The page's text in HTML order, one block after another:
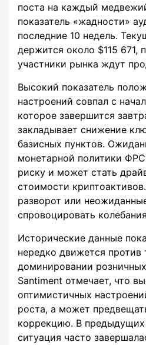
поста на каждый
показатель «жадности»
последние 10 недель.
держится около $115 671,
участники рынка ждут
Высокий показатель
настроений совпал с
которое завершится
закладывает снижение
базисных пунктов.
монетарной политики ФРС
риску и может стать
стоимости
разворот или
спровоцировать
Исторические данные
нередко движется против
доминировании
Santiment отмечает, что
оптимистичных
роста, а может
коррекцию. В предыдущих
ситуация часто